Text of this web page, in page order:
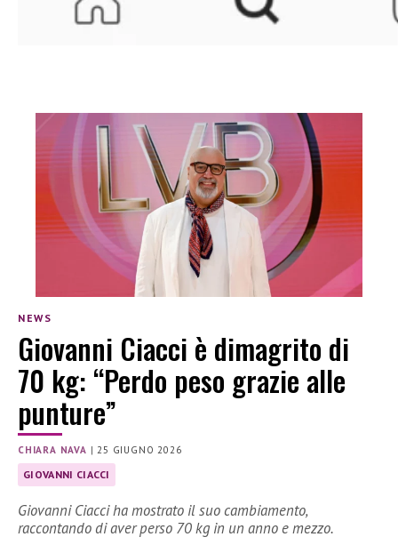
NEWS
Giovanni Ciacci è dimagrito di
70 kg: “Perdo peso grazie alle
punture”
CHIARA NAVA |25 GIUGNO 2026
GIOVANNI CIACCI
Giovanni Ciacci ha mostrato il suo cambiamento,
raccontando di aver perso 70 kg in un anno e mezzo.